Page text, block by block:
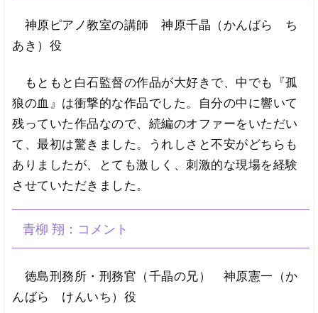
神原ピアノ教室の講師 神原千晶（かんばら ち
あき）役
もともと白石監督の作品が大好きで、中でも『孤
狼の血』は衝撃的な作品でした。自分の中に響いて
残っていた作品なので、続編のオファーをいただい
て、最初は驚きました。うれしさと不安がどちらも
ありましたが、とても激しく、刺激的な現場を経験
させていただきました。
青柳 翔：コメント
徳島刑務所・刑務官（千晶の兄） 神原憲一（か
んばら けんいち）役